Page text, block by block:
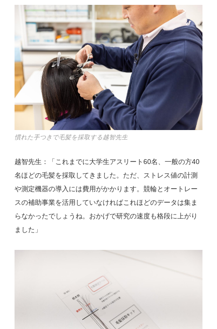
慣れた手つきで毛髪を採取する越智先生
越智先生：「これまでに大学生アスリート60名、一般の方40
名ほどの毛髪を採取してきました。ただ、ストレス値の計測
や測定機器の導入には費用がかかります。競輪とオートレー
スの補助事業を活用していなければこれほどのデータは集ま
らなかったでしょうね。おかげで研究の速度も格段に上がり
ました」